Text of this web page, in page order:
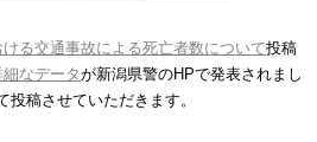
る交通事故による死亡者数について投稿
なデータが新潟県警のHPで発表されまし
稿させていただきます。